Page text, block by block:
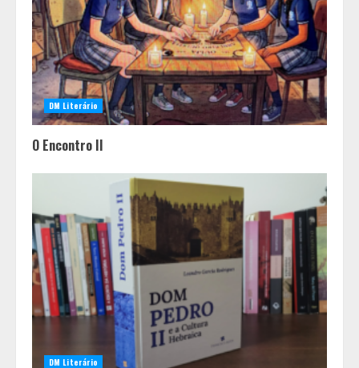
DM Literário
O Encontro II
DM Literário